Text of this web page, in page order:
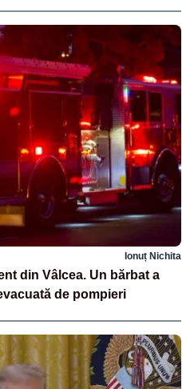
Ionuț Nichita
din Vâlcea. Un bărbat a
de pompieri